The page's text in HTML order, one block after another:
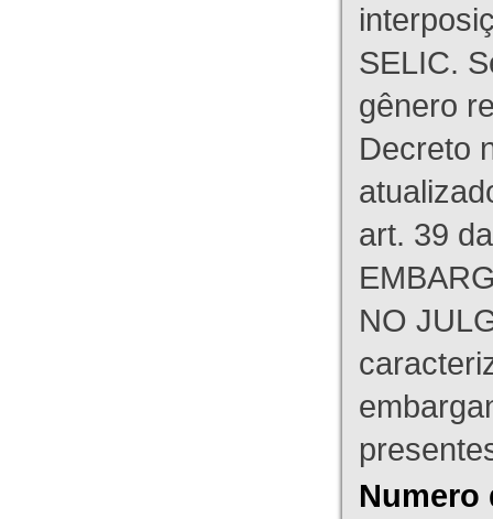
SELIC.
gênero
Decreto
art. 39
NO
Numero